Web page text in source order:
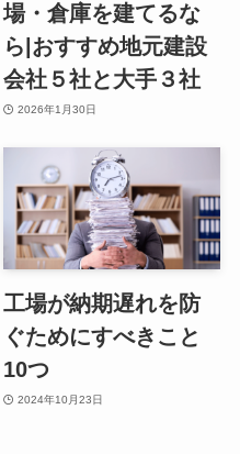
場・倉庫を建てるな
ら|おすすめ地元建設
会社５社と大手３社
2026年1月30日
工場が納期遅れを防
ぐためにすべきこと
10つ
2024年10月23日